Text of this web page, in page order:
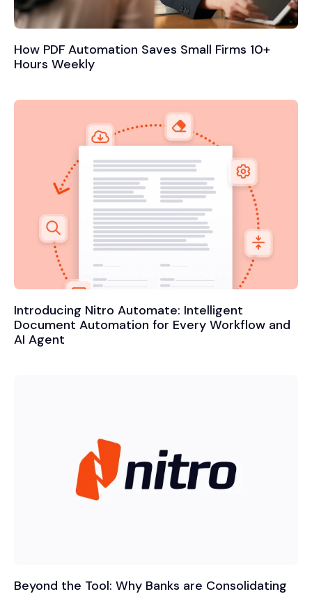
How PDF Automation Saves Small Firms 10+
Hours Weekly
Introducing Nitro Automate: Intelligent
Document Automation for Every Workflow and
AI Agent
Beyond the Tool: Why Banks are Consolidating